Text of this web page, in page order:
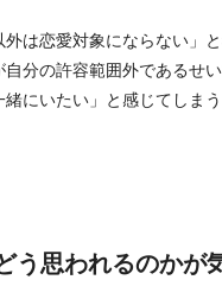
外は恋愛対象にならない」
自分の許容範囲外であるせ
緒にいたい」と感じてしま
う思われるのかが